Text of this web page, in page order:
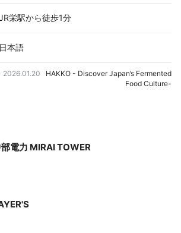
栄駅から徒歩1分
日本語
2026.01.20 HAKKO - Discover Japan’s Fermented
Food Culture-
電力 MIRAI TOWER